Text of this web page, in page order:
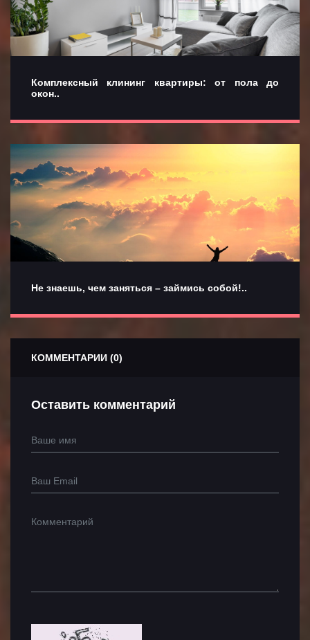
Комплексный клининг квартиры: от пола до
окон..
Не знаешь, чем заняться – займись собой!..
КОММЕНТАРИИ (0)
Оставить комментарий